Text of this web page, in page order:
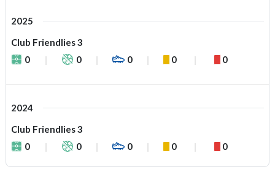
2025
Club Friendlies 3
0
0 0 0 0
2024
Club Friendlies 3
0
0 0 0 0